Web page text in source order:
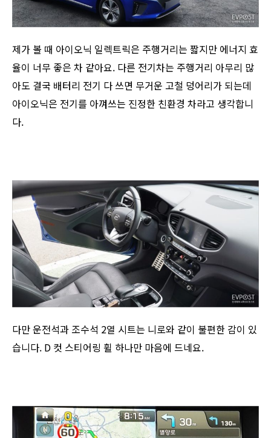
제가 볼 때 아이오닉 일렉트릭은 주행거리는 짧지만 에너지 효
율이 너무 좋은 차 같아요. 다른 전기차는 주행거리 아무리 많
아도 결국 배터리 전기 다 쓰면 무거운 고철 덩어리가 되는데
아이오닉은 전기를 아껴쓰는 진정한 친환경 차라고 생각합니
다.
​다만 운전석과 조수석 2열 시트는 니로와 같이 불편한 감이 있
습니다. D 컷 스티어링 휠 하나만 마음에 드네요.